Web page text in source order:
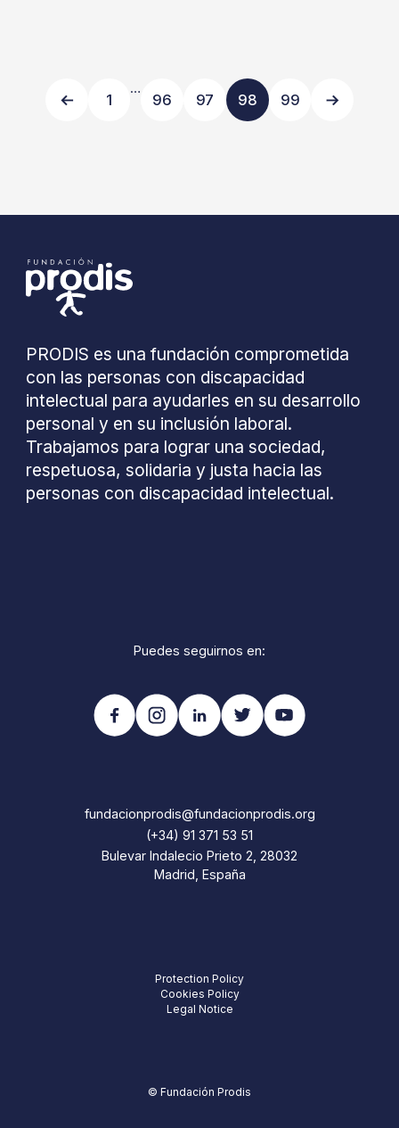
1
…
96 97 98 99
PRODIS es una fundación comprometida
con las personas con discapacidad
intelectual para ayudarles en su desarrollo
personal y en su inclusión laboral.
Trabajamos para lograr una sociedad,
respetuosa, solidaria y justa hacia las
personas con discapacidad intelectual.
Puedes seguirnos en:
fundacionprodis@fundacionprodis.org
(+34) 91 371 53 51
Bulevar Indalecio Prieto 2, 28032
Madrid, España
Protection Policy
Cookies Policy
Legal Notice
© Fundación Prodis